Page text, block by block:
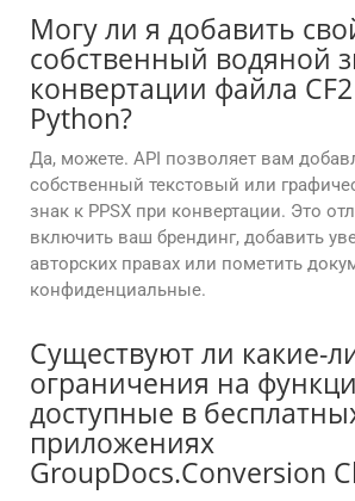
Могу ли я добавить
собственный водяной
конвертации файла CF2
Python?
Да, можете. API позволяет вам
собственный текстовый или
знак к PPSX при конвертации. Это
включить ваш брендинг, добавить
авторских правах или пометить
конфиденциальные.
Существуют ли какие-
ограничения на
доступные в
приложениях
GroupDocs.Conversion